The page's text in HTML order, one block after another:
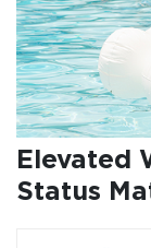
Elevated
Status